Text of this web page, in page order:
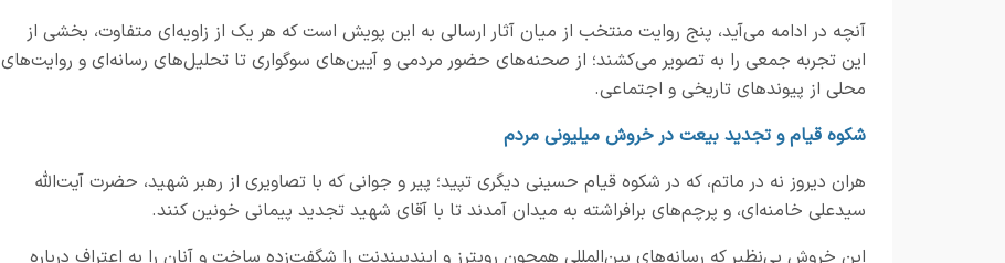
آنچه در ادامه می‌آید، پنج روایت منتخب از میان آثار ارسالی به این پویش است که هر یک از زاویه‌ای متفاوت، بخشی از
این تجربه جمعی را به تصویر می‌کشند؛ از صحنه‌های حضور مردمی و آیین‌های سوگواری تا تحلیل‌های رسانه‌ای و روایت‌های
محلی از پیوندهای تاریخی و اجتماعی.
شکوه قیام و تجدید بیعت در خروش میلیونی مردم
هران دیروز نه در ماتم، که در شکوه قیام حسینی دیگری تپید؛ پیر و جوانی که با تصاویری از رهبر شهید، حضرت آیت‌الله
سیدعلی خامنه‌ای، و پرچم‌های برافراشته به میدان آمدند تا با آقای شهید تجدید پیمانی خونین کنند.
این خروش بی‌نظیر که رسانه‌های بین‌المللی همچون رویترز و ایندیپندنت را شگفت‌زده ساخت و آنان را به اعتراف درباره